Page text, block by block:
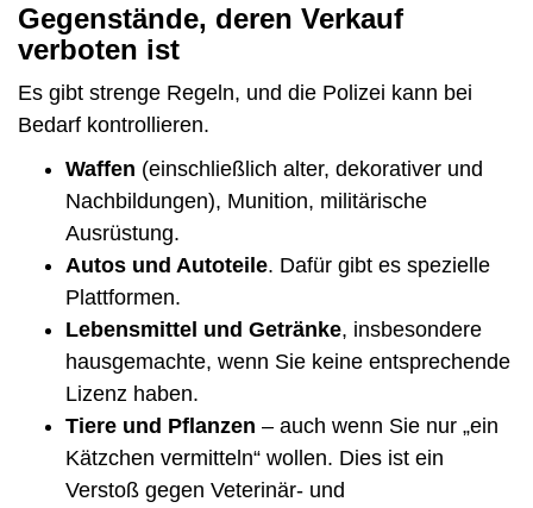
Gegenstände, deren Verkauf
verboten ist
Es gibt strenge Regeln, und die Polizei kann bei
Bedarf kontrollieren.
Waffen (einschließlich alter, dekorativer und
Nachbildungen), Munition, militärische
Ausrüstung.
Autos und Autoteile. Dafür gibt es spezielle
Plattformen.
Lebensmittel und Getränke, insbesondere
hausgemachte, wenn Sie keine entsprechende
Lizenz haben.
Tiere und Pflanzen – auch wenn Sie nur „ein
Kätzchen vermitteln“ wollen. Dies ist ein
Verstoß gegen Veterinär- und